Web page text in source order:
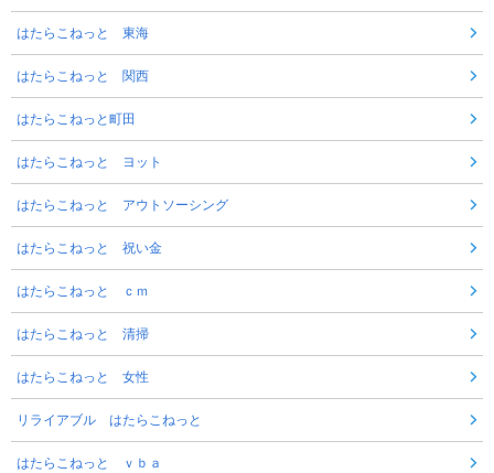
はたらこねっと 東海
はたらこねっと 関西
はたらこねっと町田
はたらこねっと ヨット
はたらこねっと アウトソーシング
はたらこねっと 祝い金
はたらこねっと ｃｍ
はたらこねっと 清掃
はたらこねっと 女性
リライアブル はたらこねっと
はたらこねっと ｖｂａ